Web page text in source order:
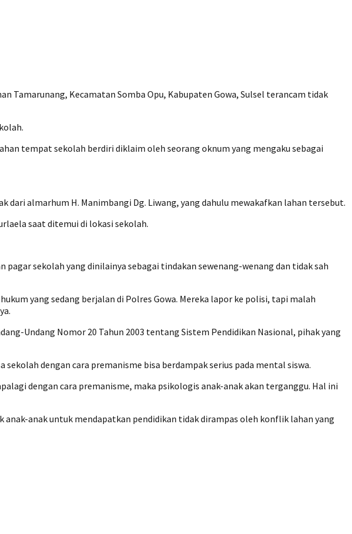
Tamarunang, Kecamatan Somba Opu, Kabupaten Gowa, Sulsel terancam tidak
tempat sekolah berdiri diklaim oleh seorang oknum yang mengaku sebagai
dari almarhum H. Manimbangi Dg. Liwang, yang dahulu mewakafkan lahan tersebut.
saat ditemui di lokasi sekolah.
sekolah yang dinilainya sebagai tindakan sewenang-wenang dan tidak sah
yang sedang berjalan di Polres Gowa. Mereka lapor ke polisi, tapi malah
Undang Nomor 20 Tahun 2003 tentang Sistem Pendidikan Nasional, pihak yang
dengan cara premanisme bisa berdampak serius pada mental siswa.
dengan cara premanisme, maka psikologis anak-anak akan terganggu. Hal ini
anak untuk mendapatkan pendidikan tidak dirampas oleh konflik lahan yang